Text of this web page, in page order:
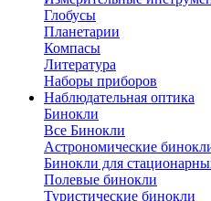
Глобусы
Планетарии
Компасы
Литература
Наборы приборов
Наблюдательная оптика
Бинокли
Все Бинокли
Астрономические
Бинокли для
Полевые бинокли
Туристические бинокли